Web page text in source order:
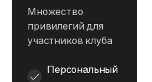
Множество
привилегий для
участников клуба
Персональный